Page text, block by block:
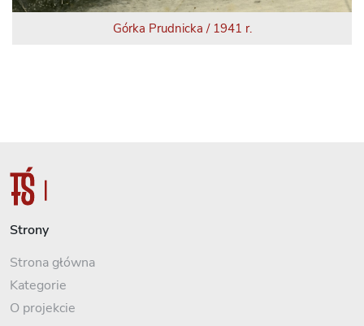
Górka Prudnicka / 1941 r.
Strony
Strona główna
Kategorie
O projekcie